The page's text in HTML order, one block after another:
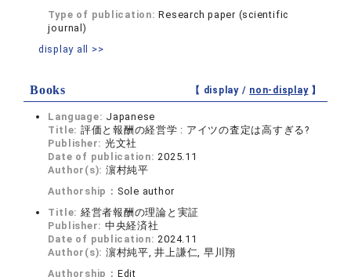
Type of publication:Research paper (scientific
journal)
display all >>
Books 【 display / non-display】
Language: Japanese
Title: 評価と報酬の経営学 : アイツの査定は高すぎる?
Publisher: 光文社
Date of publication:2025.11
Author(s): 濵村純平
Authorship： Sole author
Title: 経営者報酬の理論と実証
Publisher: 中央経済社
Date of publication:2024.11
Author(s): 濵村純平, 井上謙仁, 早川翔
Authorship： Edit